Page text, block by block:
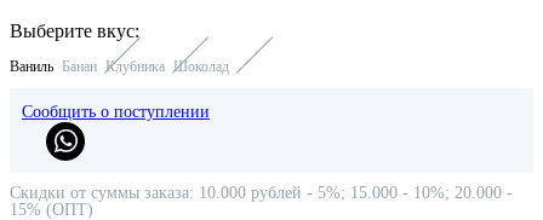
Выберите вкус:
Ваниль Банан Клубника Шоколад
Сообщить о поступлении
Скидки от суммы заказа: 10.000 рублей - 5%; 15.000 - 10%; 20.000 -
15% (ОПТ)